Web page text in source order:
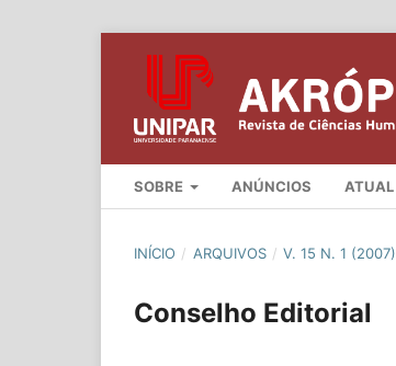
SOBRE ANÚNCIOS ATUAL
INÍCIO / ARQUIVOS / V. 15 N. 1 (2007)
Conselho Editorial